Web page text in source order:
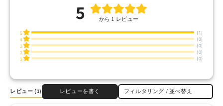
5 から 1 レビュー
5
(1)
4
(0)
3
(0)
2
(0)
1
(0)
レビュー (1) レビューを書く フィルタリング / 並べ替え